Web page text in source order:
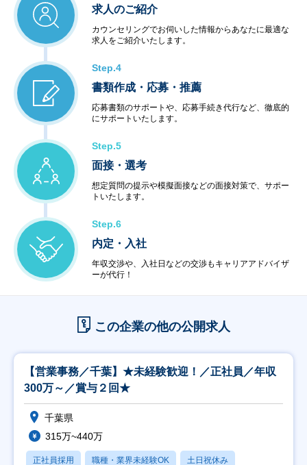
求人のご紹介
カウンセリングでお伺いした情報からあなたに最適な
求人をご紹介いたします。
Step.4
書類作成・応募・推薦
応募書類のサポートや、応募手続き代行など、徹底的
にサポートいたします。
Step.5
面接・選考
想定質問の提示や模擬面接などの面接対策で、サポー
トいたします。
Step.6
内定・入社
年収交渉や、入社日などの交渉もキャリアアドバイザ
ーが代行！
この企業の他の公開求人
【営業事務／千葉】★未経験歓迎！／正社員／年収
300万～／賞与２回★
千葉県
315万~440万
正社員採用 職種・業界未経験OK 土日祝休み